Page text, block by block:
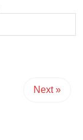
Next »